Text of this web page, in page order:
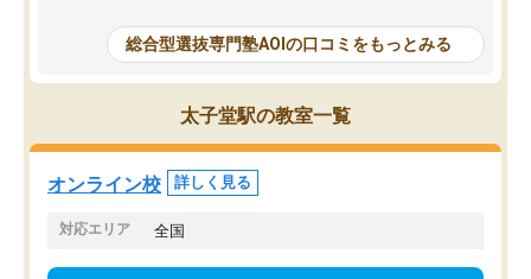
と相談すると、他の先生も紹介してく
ださり、客観的なアドバイスもいただ
くことができました（志望理由・自己
PR等の添削において）。そして、なに
より自習室が解放されている点がよか
ったです。友達と好きな時間に自習
し、お互いを高めあえる環境がありま
で、AO入試を改めて知
それに対しての具体的な
ことでした。更に子供の
けてらっしゃいますので
総合型選抜専門塾AOIの口コミをもっとみる
太子堂駅の教室一覧
オンライン校 詳しく見る
対応エリア 全国